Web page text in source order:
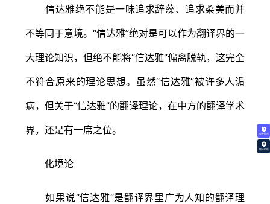
免费试译
翻译价格
信达雅绝不能是一味追求辞藻、追求柔美而并
不等同于意境。“信达雅”绝对是可以作为翻译界的一
大理论知识，但绝不能将“信达雅”偏离脱轨，这完全
不符合原来的理论思想。虽然“信达雅”被许多人诟
病，但关于“信达雅”的翻译理论，在中方的翻译学术
界，还是有一席之位。
化境论
如果说“信达雅”是翻译界里广为人知的翻译理